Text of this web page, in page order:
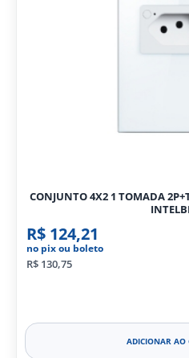
CONJUNTO 4X2 1 TOMADA
R$ 124,21
no pix ou boleto
R$ 130,75
ADICIONAR AO